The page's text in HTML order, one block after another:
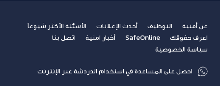
عن أمنية التوظيف أحدث الإعلانات
الأسئلة الأكثر شيوعاً
اعرف حقوقك
SafeOnline أخبار امنية
اتصل بنا
سياسة الخصوصية
احصل على المساعدة في استخدام الدردشة عبر الإنترنت